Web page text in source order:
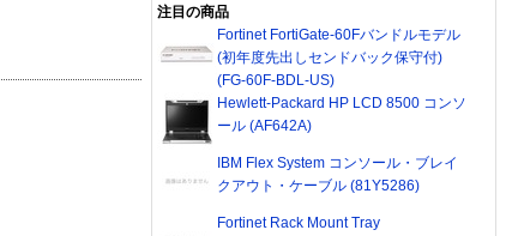
注目の商品
Fortinet FortiGate-60Fバンドルモデル
(初年度先出しセンドバック保守付)
(FG-60F-BDL-US)
Hewlett-Packard HP LCD 8500 コンソ
ール (AF642A)
IBM Flex System コンソール・ブレイ
クアウト・ケーブル (81Y5286)
Fortinet Rack Mount Tray